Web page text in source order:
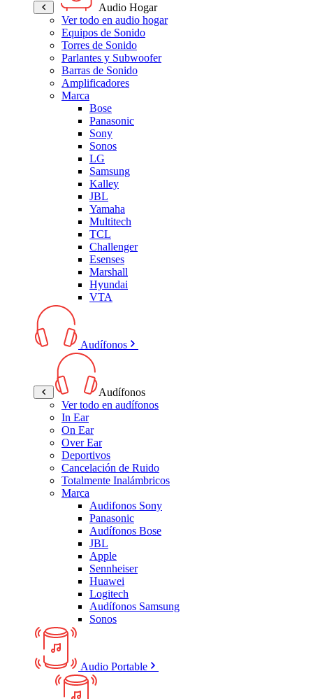
Audio Hogar
Ver todo en audio hogar
Equipos de Sonido
Torres de Sonido
Parlantes y Subwoofer
Barras de Sonido
Amplificadores
Marca
Bose
Panasonic
Sony
Sonos
LG
Samsung
Kalley
JBL
Yamaha
Multitech
TCL
Challenger
Esenses
Marshall
Hyundai
VTA
Audífonos
Audífonos
Ver todo en audífonos
In Ear
On Ear
Over Ear
Deportivos
Cancelación de Ruido
Totalmente Inalámbricos
Marca
Audifonos Sony
Panasonic
Audífonos Bose
JBL
Apple
Sennheiser
Huawei
Logitech
Audífonos Samsung
Sonos
Audio Portable